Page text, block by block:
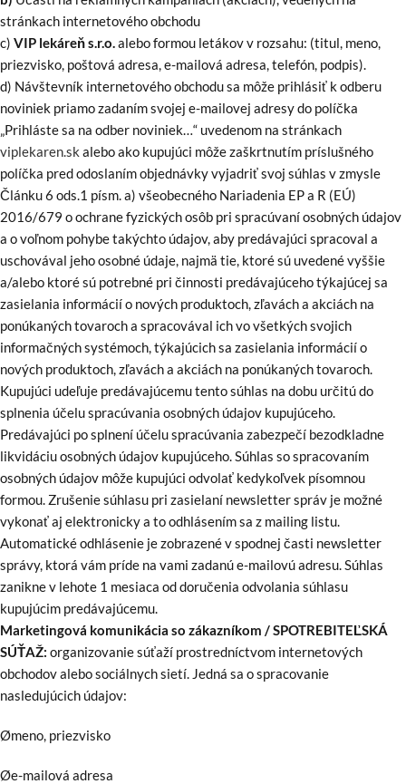
stránkach internetového obchodu
c) VIP lekáreň s.r.o.alebo formou letákov v rozsahu: (titul, meno,
priezvisko, poštová adresa, e-mailová adresa, telefón, podpis).
d) Návštevník internetového obchodu sa môže prihlásiť k odberu
noviniek priamo zadaním svojej e-mailovej adresy do políčka
„Prihláste sa na odber noviniek…“ uvedenom na stránkach
viplekaren.sk alebo ako kupujúci môže zaškrtnutím príslušného
políčka pred odoslaním objednávky vyjadriť svoj súhlas v zmysle
Článku 6 ods.1 písm. a) všeobecného Nariadenia EP a R (EÚ)
2016/679 o ochrane fyzických osôb pri spracúvaní osobných údajov
a o voľnom pohybe takýchto údajov, aby predávajúci spracoval a
uschovával jeho osobné údaje, najmä tie, ktoré sú uvedené vyššie
a/alebo ktoré sú potrebné pri činnosti predávajúceho týkajúcej sa
zasielania informácií o nových produktoch, zľavách a akciách na
ponúkaných tovaroch a spracovával ich vo všetkých svojich
informačných systémoch, týkajúcich sa zasielania informácií o
nových produktoch, zľavách a akciách na ponúkaných tovaroch.
Kupujúci udeľuje predávajúcemu tento súhlas na dobu určitú do
splnenia účelu spracúvania osobných údajov kupujúceho.
Predávajúci po splnení účelu spracúvania zabezpečí bezodkladne
likvidáciu osobných údajov kupujúceho. Súhlas so spracovaním
osobných údajov môže kupujúci odvolať kedykoľvek písomnou
formou. Zrušenie súhlasu pri zasielaní newsletter správ je možné
vykonať aj elektronicky a to odhlásením sa z mailing listu.
Automatické odhlásenie je zobrazené v spodnej časti newsletter
správy, ktorá vám príde na vami zadanú e-mailovú adresu. Súhlas
zanikne v lehote 1 mesiaca od doručenia odvolania súhlasu
kupujúcim predávajúcemu.
Marketingová komunikácia so zákazníkom / SPOTREBITEĽSKÁ
SÚŤAŽ: organizovanie súťaží prostredníctvom internetových
obchodov alebo sociálnych sietí. Jedná sa o spracovanie
nasledujúcich údajov:
Ømeno, priezvisko
Øe-mailová adresa